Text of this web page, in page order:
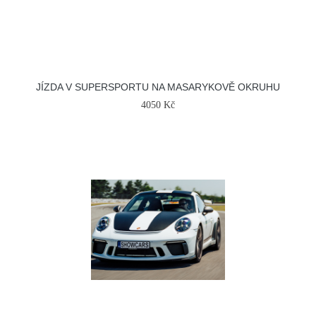
JÍZDA V SUPERSPORTU NA MASARYKOVĚ OKRUHU
4050 Kč